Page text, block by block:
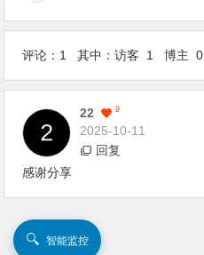
评论：1 其中：访客 1 博主 0
22 9
2025-10-11
回复
感谢分享
🔍 智能监控